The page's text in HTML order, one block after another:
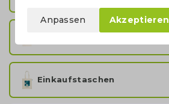
Einkaufstaschen
Anpassen Akzeptieren